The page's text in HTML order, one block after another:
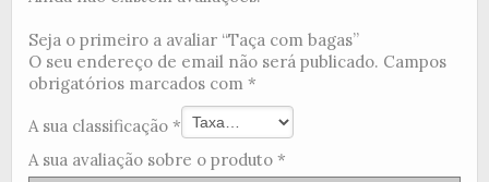
Seja o primeiro a avaliar “Taça com bagas”
O seu endereço de email não será publicado. Campos
obrigatórios marcados com *
A sua classificação *
A sua avaliação sobre o produto *